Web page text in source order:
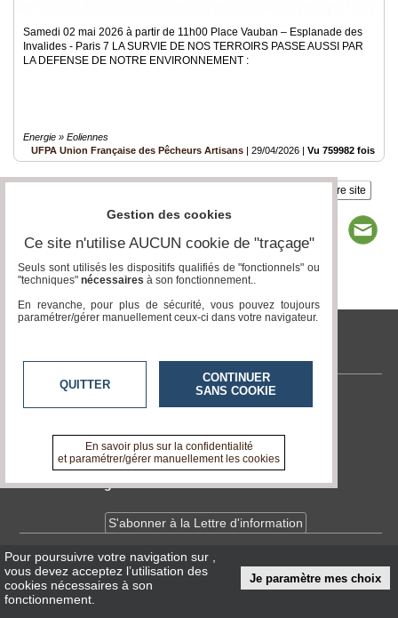
Samedi 02 mai 2026 à partir de 11h00 Place Vauban – Esplanade des
Invalides - Paris 7 LA SURVIE DE NOS TERROIRS PASSE AUSSI PAR
LA DEFENSE DE NOTRE ENVIRONNEMENT :
Energie » Eoliennes
UFPA Union Française des Pêcheurs Artisans | 29/04/2026 | Vu 759982 fois
Insérez sur votre site
tvlocale.fr
Contactez-nous
A propos de tvlocale.fr
Devenir délégué
S'abonner à la Lettre d'information
InfosCNIL/RGPD
Conditions Générales d'Utilisation
Pour poursuivre votre navigation sur
vous devez acceptez l’utilisation des
cookies nécessaires à son
fonctionnement.
Je paramètre mes choix
Gestion des cookies
Ce site n'utilise AUCUN cookie de "traçage"
Seuls sont utilisés les dispositifs qualifiés de "fonctionnels" ou
"techniques" nécessaires à son fonctionnement..
En revanche, pour plus de sécurité, vous pouvez toujours
paramétrer/gérer manuellement ceux-ci dans votre navigateur.
QUITTER
CONTINUER
SANS COOKIE
En savoir plus sur la confidentialité
et paramétrer/gérer manuellement les cookies